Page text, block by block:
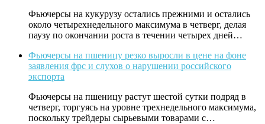
Фьючерсы на кукурузу остались прежними и остались
около четырехнедельного максимума в четверг, делая
паузу по окончании роста в течении четырех дней…
Фьючерсы на пшеницу резко выросли в цене на фоне
заявления фрс и слухов о нарушении российского
экспорта
Фьючерсы на пшеницу растут шестой сутки подряд в
четверг, торгуясь на уровне трехнедельного максимума,
поскольку трейдеры сырьевыми товарами с…